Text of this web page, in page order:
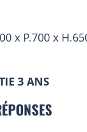
x P.700 x
3 ANS